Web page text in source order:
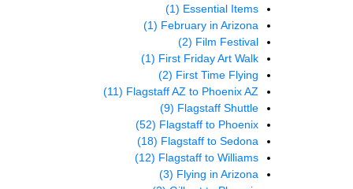
Essential Items
(1)
February in Arizona
(1)
Film Festival
(2)
First Friday Art Walk
(1)
First Time Flying
(2)
Flagstaff AZ to Phoenix AZ
(11)
Flagstaff Shuttle
(9)
Flagstaff to Phoenix
(52)
Flagstaff to Sedona
(18)
Flagstaff to Williams
(12)
Flying in Arizona
(3)